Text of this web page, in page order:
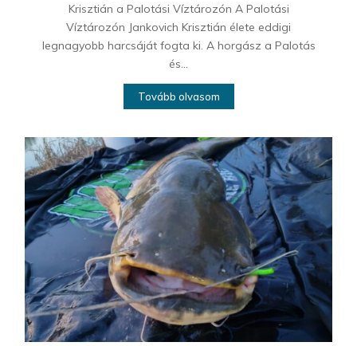
Krisztián a Palotási Víztározón A Palotási
Víztározón Jankovich Krisztián élete eddigi
legnagyobb harcsáját fogta ki. A horgász a Palotás
és...
Tovább olvasom